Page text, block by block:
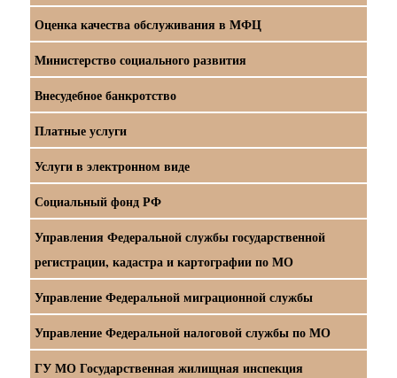
Оценка качества обслуживания в МФЦ
Министерство социального развития
Внесудебное банкротство
Платные услуги
Услуги в электронном виде
Социальный фонд РФ
Управления Федеральной службы государственной
регистрации, кадастра и картографии по МО
Управление Федеральной миграционной службы
Управление Федеральной налоговой службы по МО
ГУ МО Государственная жилищная инспекция